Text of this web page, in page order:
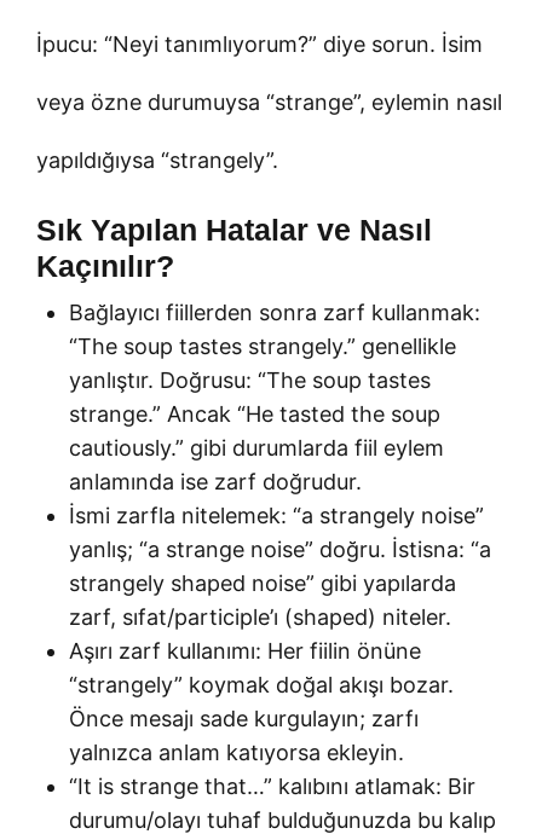
İpucu: “Neyi tanımlıyorum?” diye sorun. İsim
veya özne durumuysa “strange”, eylemin nasıl
yapıldığıysa “strangely”.
Sık Yapılan Hatalar ve Nasıl
Kaçınılır?
Bağlayıcı fiillerden sonra zarf kullanmak:
“The soup tastes strangely.” genellikle
yanlıştır. Doğrusu: “The soup tastes
strange.” Ancak “He tasted the soup
cautiously.” gibi durumlarda fiil eylem
anlamında ise zarf doğrudur.
İsmi zarfla nitelemek: “a strangely noise”
yanlış; “a strange noise” doğru. İstisna: “a
strangely shaped noise” gibi yapılarda
zarf, sıfat/participle’ı (shaped) niteler.
Aşırı zarf kullanımı: Her fiilin önüne
“strangely” koymak doğal akışı bozar.
Önce mesajı sade kurgulayın; zarfı
yalnızca anlam katıyorsa ekleyin.
“It is strange that…” kalıbını atlamak: Bir
durumu/olayı tuhaf bulduğunuzda bu kalıp